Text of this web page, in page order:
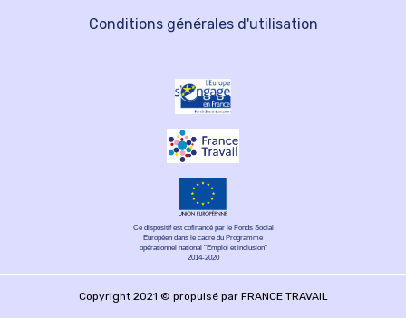
Conditions générales d'utilisation
Ce dispositif est cofinancé par le Fonds Social
Européen dans le cadre du Programme
opérationnel national "Emploi et inclusion"
2014-2020
Copyright 2021 © propulsé par FRANCE TRAVAIL